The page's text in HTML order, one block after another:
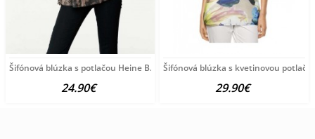
Šifónová blúzka s potlačou Heine B.C., čierno-farebná
24.90€
Šifónová blúzka s kvetinovou
29.90€